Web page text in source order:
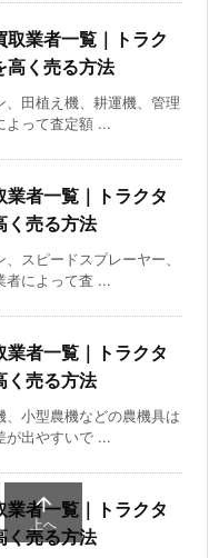
業者一覧｜トラク
高く売る方法
、田植え機、耕運機、管理
よって査定額 ...
者一覧｜トラクタ
く売る方法
スピードスプレーヤー、
者によって査 ...
者一覧｜トラクタ
く売る方法
小型農機などの農機具は
が出やすいで ...
業者一覧｜トラクタ
く売る方法

上へ